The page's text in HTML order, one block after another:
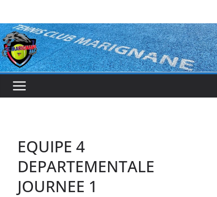
contenu
EQUIPE 4
DEPARTEMENTALE
JOURNEE 1